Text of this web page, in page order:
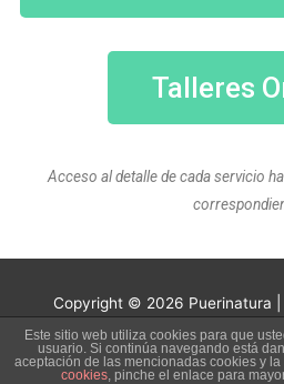
Talleres
Acceso al detalle de cada servicio
Copyright © 2026 Puerinatura
Información Legal
Suscripción al
Este sitio web utiliza cookies para que
usuario. Si continúa navegando está
aceptación de las mencionadas cookies y
cookies, pinche el enlace para